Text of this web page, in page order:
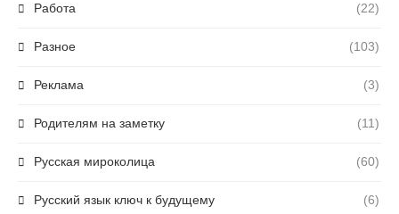
Работа (22)
Разное (103)
Реклама (3)
Родителям на заметку (11)
Русская мироколица (60)
Русский язык ключ к будущему (6)